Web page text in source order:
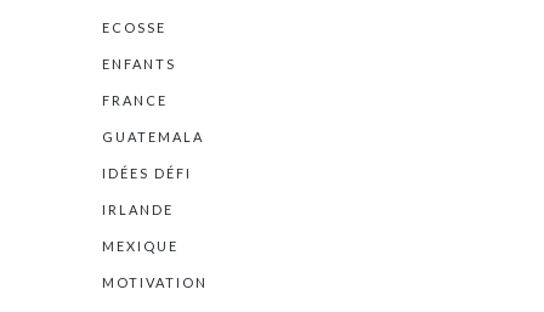
ECOSSE
ENFANTS
FRANCE
GUATEMALA
IDÉES DÉFI
IRLANDE
MEXIQUE
MOTIVATION